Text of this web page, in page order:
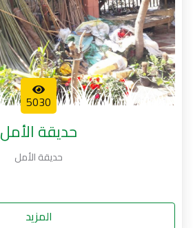
5030
حديقة الأمل
حديقة الأمل
المزيد